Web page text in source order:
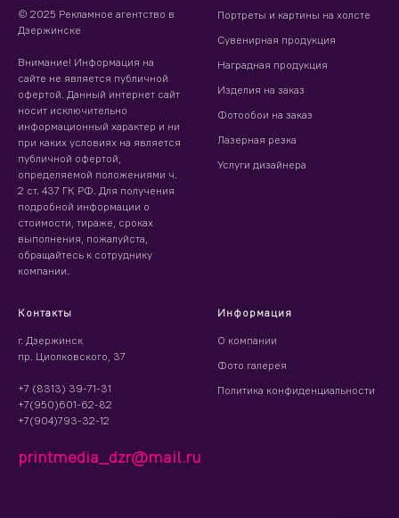
© 2025 Рекламное агентство в
Дзержинске
Внимание! Информация на
сайте не является публичной
офертой. Данный интернет сайт
носит исключительно
информационный характер и ни
при каких условиях на является
публичной офертой,
определяемой положениями ч.
2 ст. 437 ГК РФ. Для получения
подробной информации о
стоимости, тираже, сроках
выполнения, пожалуйста,
обращайтесь к сотруднику
компании.
Портреты и картины на холсте
Сувенирная продукция
Наградная продукция
Изделия на заказ
Фотообои на заказ
Лазерная резка
Услуги дизайнера
Контакты
г. Дзержинск
пр. Циолковского, 37
+7 (8313) 39-71-31
+7(950)601-62-82
+7(904)793-32-12
printmedia_dzr@mail.ru
Информация
О компании
Фото галерея
Политика конфиденциальности